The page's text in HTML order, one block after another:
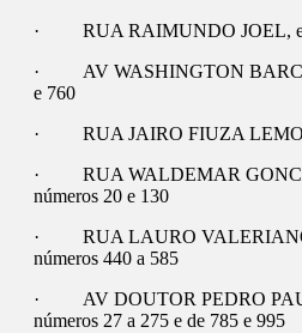
· RUA RAIMUNDO JOEL,
· AV WASHINGTON
e 760
· RUA JAIRO FIUZA LEMOS,
· RUA WALDEMAR
números 20 e 130
· RUA LAURO VALERIANO
números 440 a 585
· AV DOUTOR PEDRO
números 27 a 275 e de 785 e 995